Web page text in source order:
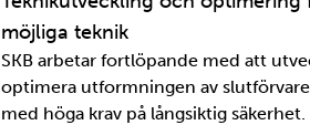
möjliga teknik
SKB arbetar fortlöpande med att
optimera utformningen av
med höga krav på långsiktig säkerhet.